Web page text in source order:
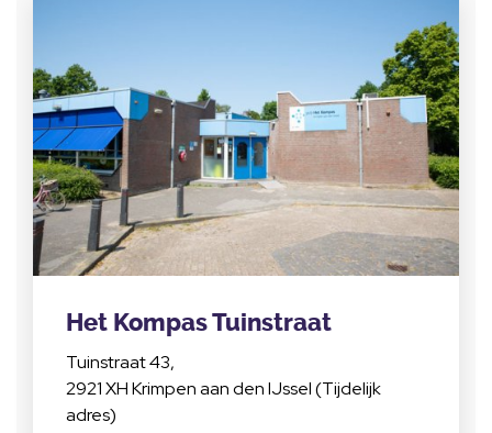
Het Kompas Tuinstraat
Tuinstraat 43,
2921 XH Krimpen aan den IJssel (Tijdelijk
adres)